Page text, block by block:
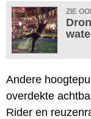
ZIE
Andere
overdekte
Rider en